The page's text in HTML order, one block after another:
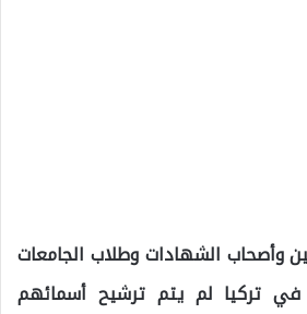
وأصحاب الشهادات وطلاب الجامعات
في تركيا لم يتم ترشيح أسمائهم